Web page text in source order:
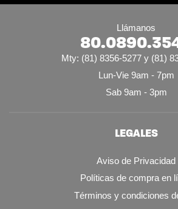
Llámanos
Mty: (81) 8356-5277 y (81)
Lun-Vie 9am - 7pm
Sab 9am - 3pm
LEGALES
Aviso de Privacidad
Políticas de compra en
Términos y condiciones